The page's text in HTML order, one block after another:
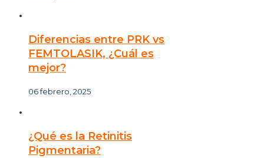
Diferencias entre PRK vs
FEMTOLASIK, ¿Cuál es
mejor?
06 febrero, 2025
¿Qué es la Retinitis
Pigmentaria?